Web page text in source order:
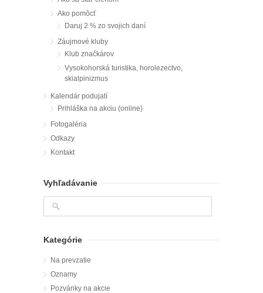
Ako pomôcť
Daruj 2 % zo svojich daní
Záujmové kluby
Klub značkárov
Vysokohorská turistika, horolezectvo,
skialpinizmus
Kalendár podujatí
Prihláška na akciu (online)
Fotogaléria
Odkazy
Kontakt
Vyhľadávanie
Kategórie
Na prevzatie
Oznamy
Pozvánky na akcie